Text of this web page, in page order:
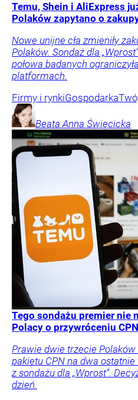
Temu, Shein i AliExpress
Polaków zapytano o
Nowe unijne cła zmieniły
Polaków. Sondaż dla
połowa badanych
platformach.
Firmy i rynkiGospodarka
Beata Anna Święcicka
Tego sondażu premier nie
Polacy o przywróceniu CPN
Prawie dwie trzecie
pakietu CPN na dwa
z sondażu dla „Wprost”.
dzień.